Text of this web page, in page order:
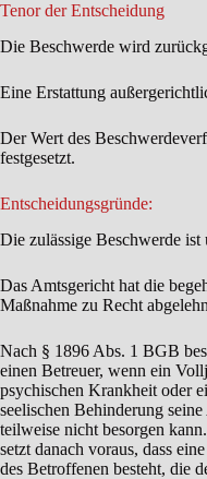
Tenor der Entscheidung
Die Beschwerde wird
Eine Erstattung
Der Wert des
festgesetzt.
Entscheidungsgründe:
Die zulässige Beschwerde ist
Das Amtsgericht hat die
Maßnahme zu Recht
Nach § 1896 Abs. 1 BGB
einen Betreuer, wenn ein
psychischen Krankheit oder
seelischen Behinderung
teilweise nicht besorgen
setzt danach voraus, dass
des Betroffenen besteht, die